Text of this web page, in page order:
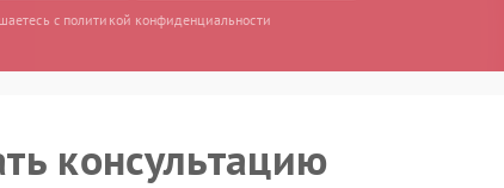
с политикой конфиденциальности
консультацию